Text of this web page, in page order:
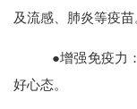
及流感、肺炎等疫苗
●增强免疫力
好心态。